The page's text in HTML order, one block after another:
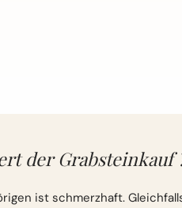
der Grabsteinkauf
ist schmerzhaft.